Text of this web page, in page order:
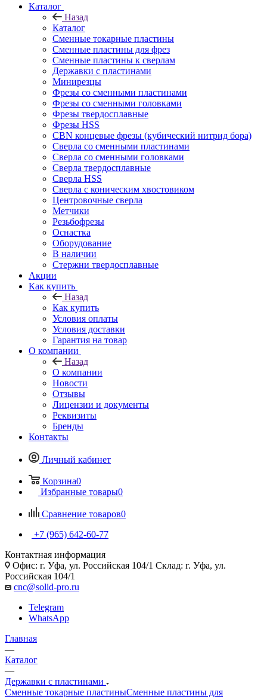
Каталог
Назад
Каталог
Сменные токарные пластины
Сменные пластины для фрез
Сменные пластины к сверлам
Державки с пластинами
Минирезцы
Фрезы со сменными пластинами
Фрезы со сменными головками
Фрезы твердосплавные
Фрезы HSS
CBN концевые фрезы (кубический нитрид бора)
Сверла со сменными пластинами
Сверла со сменными головками
Сверла твердосплавные
Сверла HSS
Сверла с коническим хвостовиком
Центровочные сверла
Метчики
Резьбофрезы
Оснастка
Оборудование
В наличии
Стержни твердосплавные
Акции
Как купить
Назад
Как купить
Условия оплаты
Условия доставки
Гарантия на товар
О компании
Назад
О компании
Новости
Отзывы
Лицензии и документы
Реквизиты
Бренды
Контакты
Личный кабинет
Корзина0
Избранные товары0
Сравнение товаров0
+7 (965) 642-60-77
Контактная информация
Офис: г. Уфа, ул. Российская 104/1 Склад: г. Уфа, ул.
Российская 104/1
cnc@solid-pro.ru
Telegram
WhatsApp
Главная
—
Каталог
—
Державки с пластинами
Сменные токарные пластиныСменные пластины для